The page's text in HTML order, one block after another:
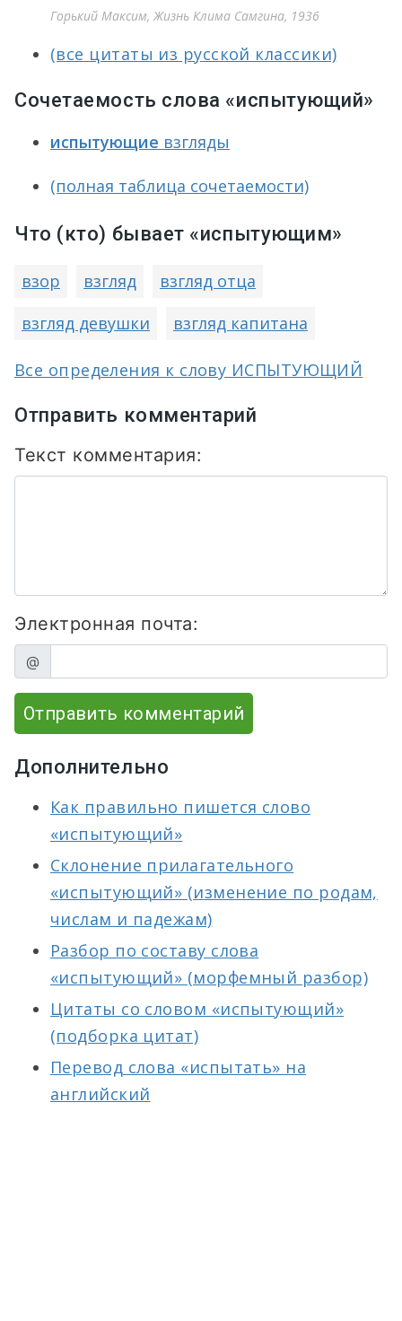
Горький Максим, Жизнь Клима Самгина, 1936
(все цитаты из русской классики)
Сочетаемость слова «испытующий»
испытующие взгляды
(полная таблица сочетаемости)
Что (кто) бывает «испытующим»
взор взгляд
взгляд отца
взгляд девушки
взгляд капитана
Все определения к слову ИСПЫТУЮЩИЙ
Отправить комментарий
Текст комментария:
Электронная почта:
@
Отправить комментарий
Дополнительно
Как правильно пишется слово
«испытующий»
Склонение прилагательного
«испытующий» (изменение по родам,
числам и падежам)
Разбор по составу слова
«испытующий» (морфемный разбор)
Цитаты со словом «испытующий»
(подборка цитат)
Перевод слова «испытать» на
английский